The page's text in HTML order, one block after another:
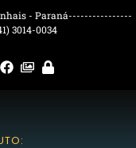
- Paraná----------------
3014-0034